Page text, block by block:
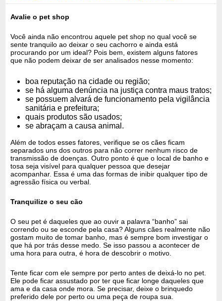
Avalie o pet shop
Você ainda não encontrou aquele pet shop no qual você se
sente tranquilo ao deixar o seu cachorro e ainda está
procurando por um ideal? Pois bem, existem alguns fatores
que não podem deixar de ser analisados nesse momento:
boa reputação na cidade ou região;
se há alguma denúncia na justiça contra maus tratos;
se possuem alvará de funcionamento pela vigilância
sanitária e prefeitura;
quais produtos são usados;
se abraçam a causa animal.
Além de todos esses fatores, verifique se os cães ficam
separados uns dos outros para não correr nenhum risco de
transmissão de doenças. Outro ponto é que o local de banho e
tosa seja visível para qualquer pessoa que desejar
acompanhar. Essa é uma das formas de inibir qualquer tipo de
agressão física ou verbal.
Tranquilize o seu cão
O seu pet é daqueles que ao ouvir a palavra “banho” sai
correndo ou se esconde pela casa? Alguns cães realmente não
gostam muito de tomar banho, mas é sempre bom investigar o
que há por trás desse medo. Se isso passou a acontecer de
uma hora para outra, é hora de descobrir o motivo.
Tente ficar com ele sempre por perto antes de deixá-lo no pet.
Ele pode ficar assustado por ter que ficar longe daqueles que
ama e da casa onde mora. Se precisar, deixe o brinquedo
preferido dele por perto ou uma peça de roupa sua.